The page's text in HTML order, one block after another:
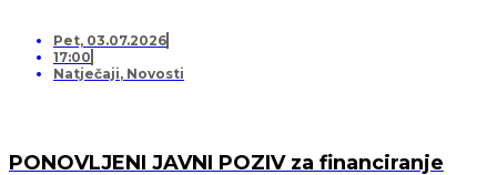
Pet, 03.07.2026
17:00
Natječaji, Novosti
PONOVLJENI JAVNI POZIV za financiranje